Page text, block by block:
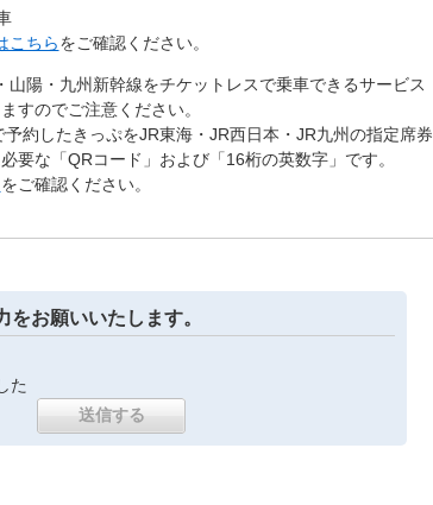
こちらをご確認ください。
陽・九州新幹線をチケットレスで乗車できるサービス
すのでご注意ください。
約したきっぷをJR東海・JR西日本・JR九州の指定席券
要な「QRコード」および「16桁の英数字」です。
をご確認ください。
お願いいたします。
た